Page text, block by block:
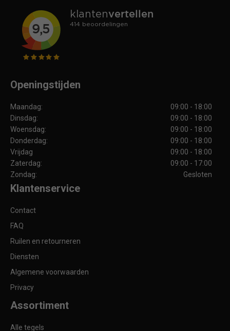
Openingstijden
Maandag:
09:00 - 18:00
Dinsdag:
09:00 - 18:00
Woensdag:
09:00 - 18:00
Donderdag:
09:00 - 18:00
Vrijdag
09:00 - 18:00
Zaterdag:
09:00 - 17:00
Zondag:
Gesloten
Klantenservice
Contact
FAQ
Ruilen en retourneren
Diensten
Algemene voorwaarden
Privacy
Assortiment
Alle tegels